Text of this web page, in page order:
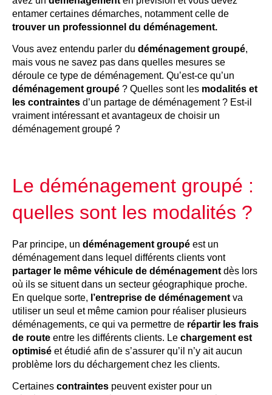
entamer certaines démarches, notamment celle de
trouver un professionnel du déménagement.
Vous avez entendu parler du déménagement groupé,
mais vous ne savez pas dans quelles mesures se
déroule ce type de déménagement. Qu’est-ce qu’un
déménagement groupé ? Quelles sont les modalités et
les contraintes d’un partage de déménagement ? Est-il
vraiment intéressant et avantageux de choisir un
déménagement groupé ?
Le déménagement groupé :
quelles sont les modalités ?
Par principe, un déménagement groupé est un
déménagement dans lequel différents clients vont
partager le même véhicule de déménagement dès lors
où ils se situent dans un secteur géographique proche.
En quelque sorte, l’entreprise de déménagement va
utiliser un seul et même camion pour réaliser plusieurs
déménagements, ce qui va permettre de répartir les frais
de route entre les différents clients. Le chargement est
optimisé et étudié afin de s’assurer qu’il n’y ait aucun
problème lors du déchargement chez les clients.
Certaines contraintes peuvent exister pour un